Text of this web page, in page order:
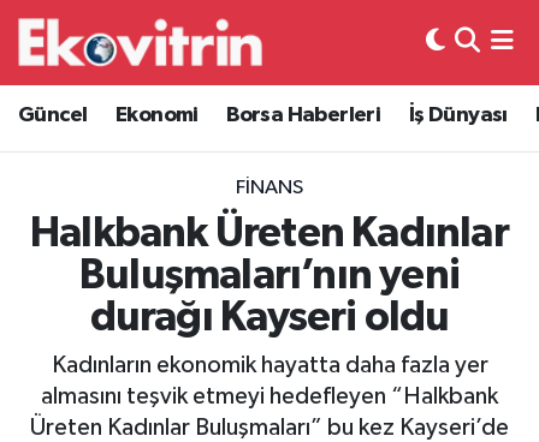
Güncel Ekonomi Borsa Haberleri İş Dünyası
FINANS
Halkbank Üreten Kadınlar
Buluşmaları’nın yeni
durağı Kayseri oldu
Kadınların ekonomik hayatta daha fazla yer
almasını teşvik etmeyi hedefleyen “Halkbank
Üreten Kadınlar Buluşmaları” bu kez Kayseri’de
Güncel
Ekonomi
Borsa Haberleri
İş Dünyası
Lojistik
Otovitrin
Hava Durumu
Trafik Durumu
Süper Lig Puan Durumu ve Fikstür
Tüm Manşetler
Son Dakika Haberleri
Haber Arşivi